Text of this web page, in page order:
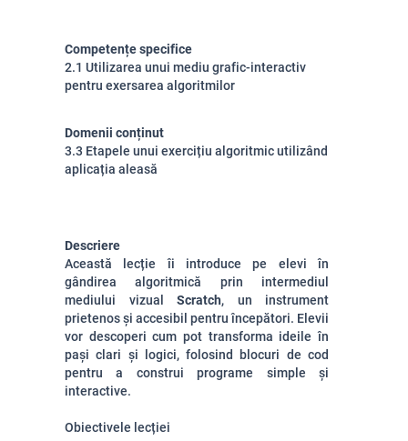
Competențe specifice
2.1 Utilizarea unui mediu grafic-interactiv
pentru exersarea algoritmilor
Domenii conținut
3.3 Etapele unui exercițiu algoritmic utilizând
aplicația aleasă
Descriere
Această lecție îi introduce pe elevi în
gândirea algoritmică prin intermediul
mediului vizual Scratch, un instrument
prietenos și accesibil pentru începători. Elevii
vor descoperi cum pot transforma ideile în
pași clari și logici, folosind blocuri de cod
pentru a construi programe simple și
interactive.
Obiectivele lecției